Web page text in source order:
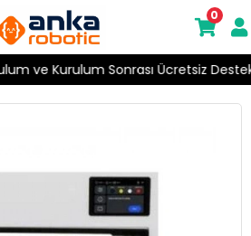
Sonrası Ücretsiz Destek
0